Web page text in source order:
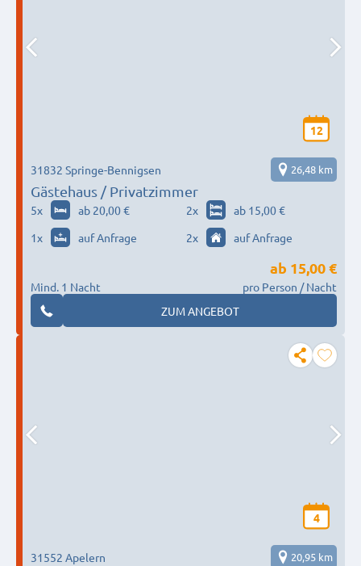
12
Gästehaus / Privatzimmer
31832 Springe-Bennigsen 26,48 km
5x ab 20,00 € 2x
ab 15,00 €
1x auf Anfrage 2x auf Anfrage
Mind. 1 Nacht
ab 15,00 €
pro Person / Nacht
ZUM ANGEBOT
4
31552 Apelern 20,95 km